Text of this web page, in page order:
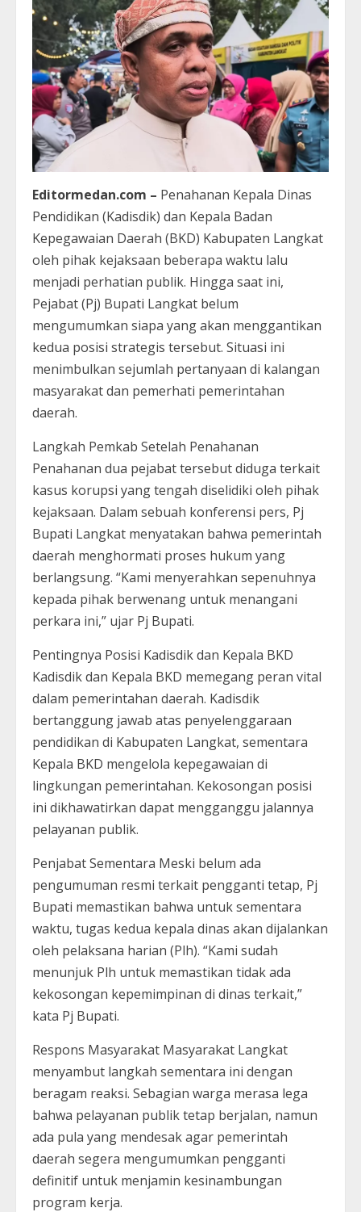
Editormedan.com – Penahanan Kepala Dinas
Pendidikan (Kadisdik) dan Kepala Badan
Kepegawaian Daerah (BKD) Kabupaten Langkat
oleh pihak kejaksaan beberapa waktu lalu
menjadi perhatian publik. Hingga saat ini,
Pejabat (Pj) Bupati Langkat belum
mengumumkan siapa yang akan menggantikan
kedua posisi strategis tersebut. Situasi ini
menimbulkan sejumlah pertanyaan di kalangan
masyarakat dan pemerhati pemerintahan
daerah.
Langkah Pemkab Setelah Penahanan
Penahanan dua pejabat tersebut diduga terkait
kasus korupsi yang tengah diselidiki oleh pihak
kejaksaan. Dalam sebuah konferensi pers, Pj
Bupati Langkat menyatakan bahwa pemerintah
daerah menghormati proses hukum yang
berlangsung. “Kami menyerahkan sepenuhnya
kepada pihak berwenang untuk menangani
perkara ini,” ujar Pj Bupati.
Pentingnya Posisi Kadisdik dan Kepala BKD
Kadisdik dan Kepala BKD memegang peran vital
dalam pemerintahan daerah. Kadisdik
bertanggung jawab atas penyelenggaraan
pendidikan di Kabupaten Langkat, sementara
Kepala BKD mengelola kepegawaian di
lingkungan pemerintahan. Kekosongan posisi
ini dikhawatirkan dapat mengganggu jalannya
pelayanan publik.
Penjabat Sementara Meski belum ada
pengumuman resmi terkait pengganti tetap, Pj
Bupati memastikan bahwa untuk sementara
waktu, tugas kedua kepala dinas akan dijalankan
oleh pelaksana harian (Plh). “Kami sudah
menunjuk Plh untuk memastikan tidak ada
kekosongan kepemimpinan di dinas terkait,”
kata Pj Bupati.
Respons Masyarakat Masyarakat Langkat
menyambut langkah sementara ini dengan
beragam reaksi. Sebagian warga merasa lega
bahwa pelayanan publik tetap berjalan, namun
ada pula yang mendesak agar pemerintah
daerah segera mengumumkan pengganti
definitif untuk menjamin kesinambungan
program kerja.